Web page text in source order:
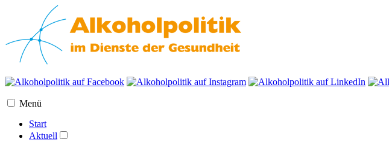
Menü
Start
Aktuell